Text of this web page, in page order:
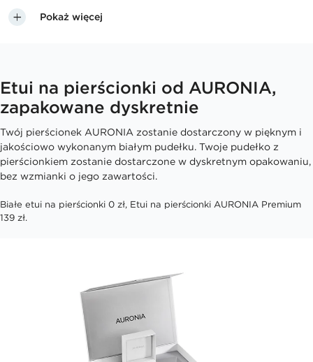
Pokaż więcej
Etui na pierścionki od AURONIA,
zapakowane dyskretnie
Twój pierścionek AURONIA zostanie dostarczony w pięknym i
jakościowo wykonanym białym pudełku. Twoje pudełko z
pierścionkiem zostanie dostarczone w dyskretnym opakowaniu,
bez wzmianki o jego zawartości.
Białe etui na pierścionki 0 zł, Etui na pierścionki AURONIA Premium
139 zł.